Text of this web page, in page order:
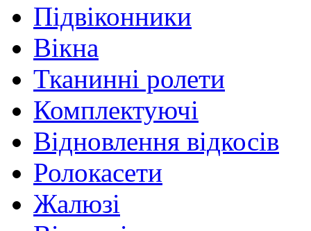
Підвіконники
Вікна
Тканинні ролети
Комплектуючі
Відновлення відкосів
Ролокасети
Жалюзі